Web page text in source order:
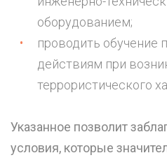
оборудованием;
проводить обучение
действиям при
террористического
Указанное позволит
условия, которые